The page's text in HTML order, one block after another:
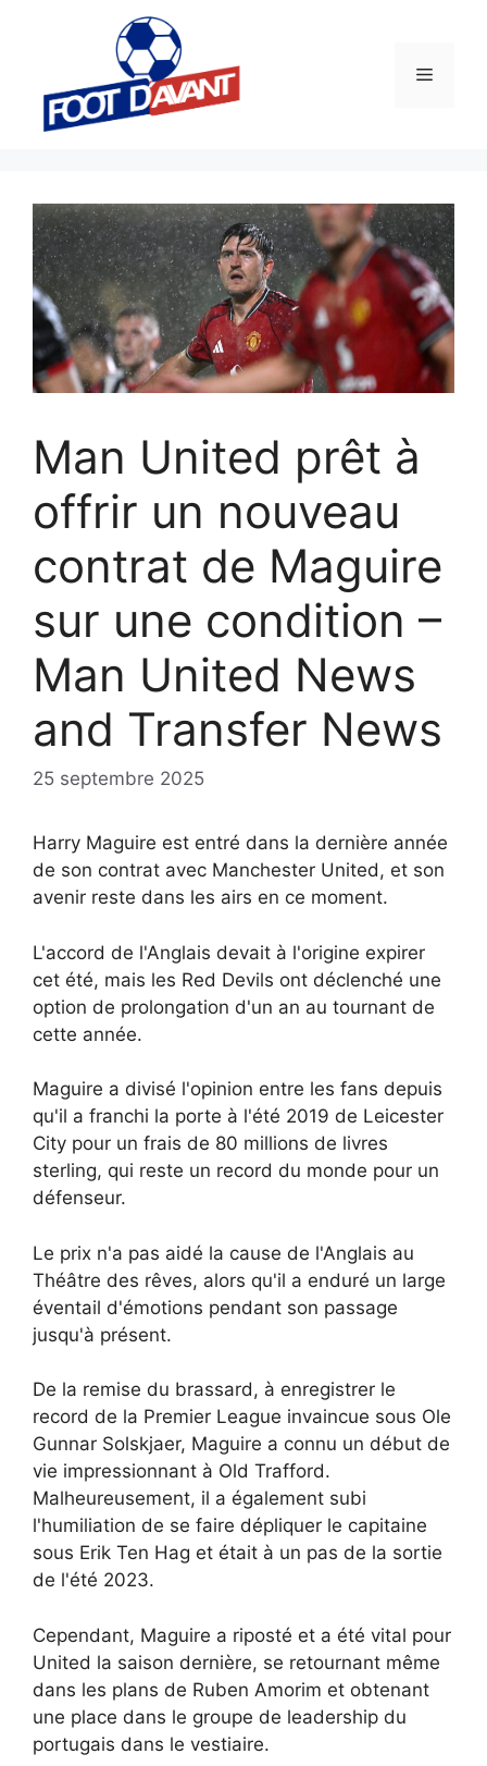
Menu
Man United prêt à
offrir un nouveau
contrat de Maguire
sur une condition –
Man United News
and Transfer News
25 septembre 2025
Harry Maguire est entré dans la dernière année
de son contrat avec Manchester United, et son
avenir reste dans les airs en ce moment.
L'accord de l'Anglais devait à l'origine expirer
cet été, mais les Red Devils ont déclenché une
option de prolongation d'un an au tournant de
cette année.
Maguire a divisé l'opinion entre les fans depuis
qu'il a franchi la porte à l'été 2019 de Leicester
City pour un frais de 80 millions de livres
sterling, qui reste un record du monde pour un
défenseur.
Le prix n'a pas aidé la cause de l'Anglais au
Théâtre des rêves, alors qu'il a enduré un large
éventail d'émotions pendant son passage
jusqu'à présent.
De la remise du brassard, à enregistrer le
record de la Premier League invaincue sous Ole
Gunnar Solskjaer, Maguire a connu un début de
vie impressionnant à Old Trafford.
Malheureusement, il a également subi
l'humiliation de se faire dépliquer le capitaine
sous Erik Ten Hag et était à un pas de la sortie
de l'été 2023.
Cependant, Maguire a riposté et a été vital pour
United la saison dernière, se retournant même
dans les plans de Ruben Amorim et obtenant
une place dans le groupe de leadership du
portugais dans le vestiaire.